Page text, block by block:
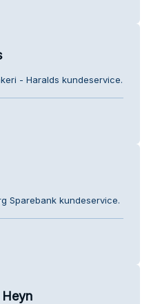
- Haralds kundeservice.
Sparebank kundeservice.